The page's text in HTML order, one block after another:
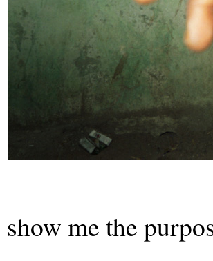
show me the